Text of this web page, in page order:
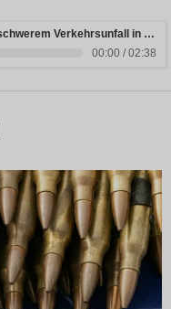
Drei junge Menschen sterben bei schwerem Verkehrsunfall in Rheinland-Pfalz
00:00 / 02:38